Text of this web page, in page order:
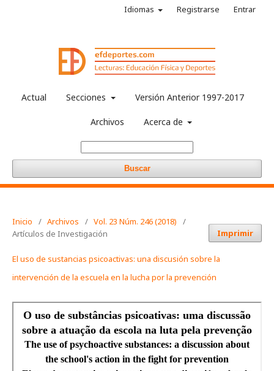
Actual Secciones Versión Anterior 1997-2017
Archivos Acerca de
Buscar
Idiomas Registrarse Entrar
Inicio / Archivos / Vol. 23 Núm. 246 (2018)
/
Artículos de Investigación
Imprimir
El uso de sustancias psicoactivas: una discusión sobre la
intervención de la escuela en la lucha por la prevención